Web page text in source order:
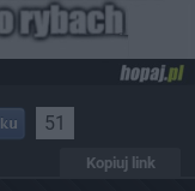
51
Kopiuj link